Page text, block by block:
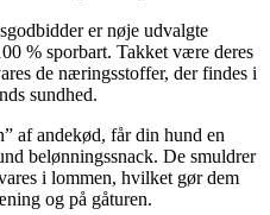
er nøje udvalgte
% sporbart. Takket være deres
de næringsstoffer, der findes i
sundhed.
af andekød, får din hund en
belønningssnack. De smuldrer
i lommen, hvilket gør dem
og på gåturen.